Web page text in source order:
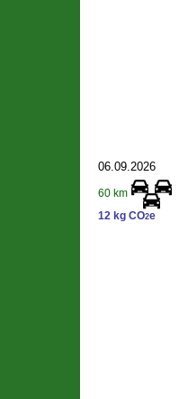
06.09.2026
60 km
12 kg CO2e